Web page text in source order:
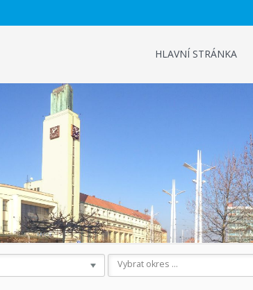
HLAVNÍ STRÁNKA
Vybrat okres ...